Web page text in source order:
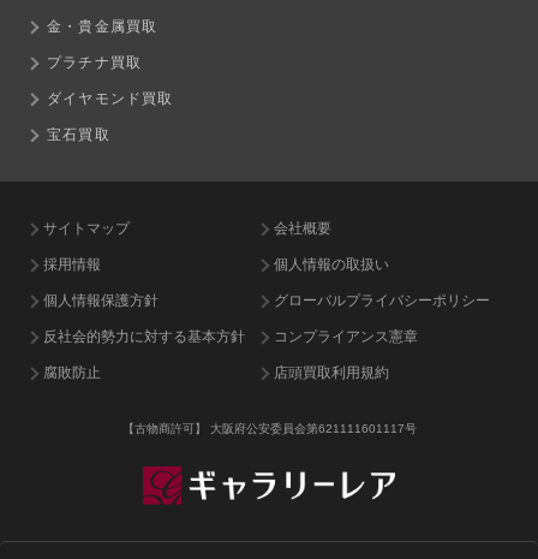
金・貴金属買取
プラチナ買取
ダイヤモンド買取
宝石買取
サイトマップ 会社概要
採用情報 個人情報の取扱い
個人情報保護方針 グローバルプライバシーポリシー
反社会的勢力に対する基本方針 コンプライアンス憲章
腐敗防止 店頭買取利用規約
【古物商許可】 大阪府公安委員会第621111601117号